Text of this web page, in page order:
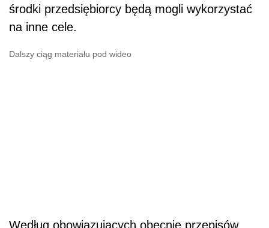
środki przedsiębiorcy będą mogli wykorzystać
na inne cele.
Dalszy ciąg materiału pod wideo
Według obowiązujących obecnie przepisów